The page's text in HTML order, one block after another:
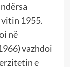
vitin 1955.
në
vazhdoi
e